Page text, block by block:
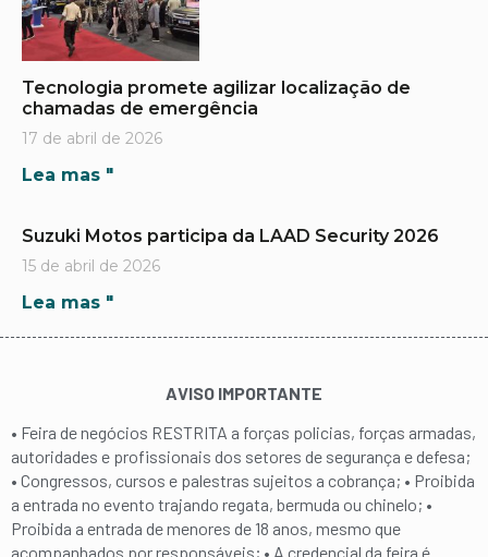
Tecnologia promete agilizar localização de
chamadas de emergência
17 de abril de 2026
Lea mas "
Suzuki Motos participa da LAAD Security 2026
15 de abril de 2026
Lea mas "
AVISO IMPORTANTE
• Feira de negócios RESTRITA a forças policias, forças armadas,
autoridades e profissionais dos setores de segurança e defesa;
• Congressos, cursos e palestras sujeitos a cobrança; • Proibida
a entrada no evento trajando regata, bermuda ou chinelo; •
Proibida a entrada de menores de 18 anos, mesmo que
acompanhados por responsáveis; • A credencial da feira é